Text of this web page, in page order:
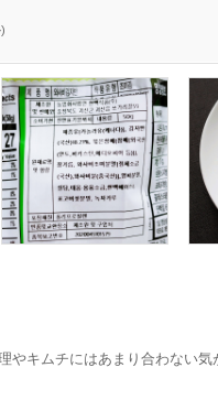
キムチにはあまり合わない気